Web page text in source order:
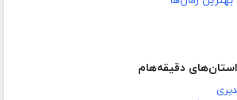
دقیقه‌هام